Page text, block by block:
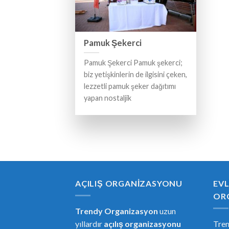
Pamuk Şekerci
Pamuk Şekerci Pamuk şekerci;
biz yetişkinlerin de ilgisini çeken,
lezzetli pamuk şeker dağıtımı
yapan nostaljik
AÇILIŞ ORGANIZASYONU
Trendy Organizasyon uzun
yıllardır açılış organizasyonu